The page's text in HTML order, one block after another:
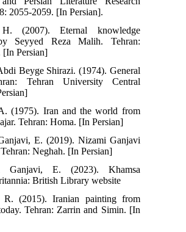
8: 2055-2059. [In Persian].
Nasr, H. (2007). Eternal knowledge
by Seyyed Reza Malih. Tehran:
[In Persian]
Abdi Beyge Shirazi. (1974). General
Tehran: Tehran University Central
[In Persian]
A. (1975). Iran and the world from
to Qajar. Tehran: Homa. [In Persian]
Ganjavi, E. (2019). Nizami Ganjavi
Tehran: Neghah. [In Persian]
Nizami Ganjavi, E. (2023). Khamsa
Britannia: British Library website
Pakbaz, R. (2015). Iranian painting from
ago to today. Tehran: Zarrin and Simin. [In